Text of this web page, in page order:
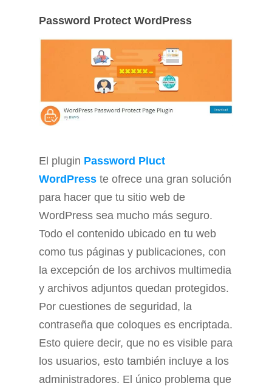
Password Protect WordPress
El plugin Password Pluct
WordPress te ofrece una gran solución
para hacer que tu sitio web de
WordPress sea mucho más seguro.
Todo el contenido ubicado en tu web
como tus páginas y publicaciones, con
la excepción de los archivos multimedia
y archivos adjuntos quedan protegidos.
Por cuestiones de seguridad, la
contraseña que coloques es encriptada.
Esto quiere decir, que no es visible para
los usuarios, esto también incluye a los
administradores. El único problema que